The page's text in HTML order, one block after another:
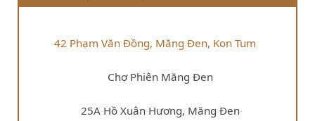
42 Phạm Văn Đồng, Măng Đen, Kon Tum
Chợ Phiên Măng Đen
25A Hồ Xuân Hương, Măng Đen